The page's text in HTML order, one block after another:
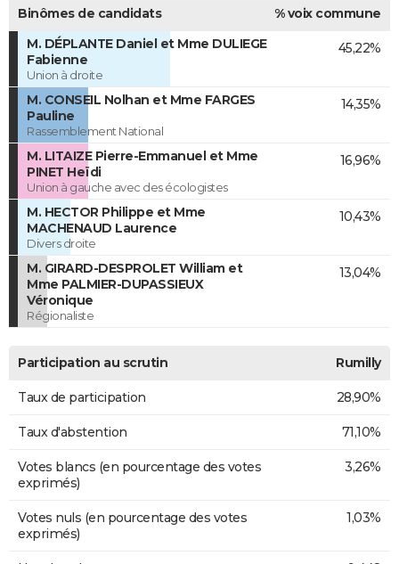
Binômes de candidats
% voix commune
M. DÉPLANTE Daniel et Mme DULIEGE
Fabienne
Union à droite
45,22%
M. CONSEIL Nolhan et Mme FARGES
Pauline
Rassemblement National
14,35%
M. LITAIZE Pierre-Emmanuel et Mme
PINET Heïdi
Union à gauche avec des écologistes
16,96%
M. HECTOR Philippe et Mme
MACHENAUD Laurence
Divers droite
10,43%
M. GIRARD-DESPROLET William et
Mme PALMIER-DUPASSIEUX
Véronique
Régionaliste
13,04%
Participation au scrutin Rumilly
Taux de participation 28,90%
Taux d'abstention 71,10%
Votes blancs (en pourcentage des votes
exprimés)
3,26%
Votes nuls (en pourcentage des votes
exprimés)
1,03%